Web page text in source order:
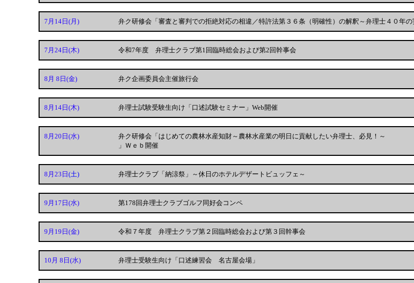
7月14日 (月) 弁ク研修会「審査と審判での拒絶対応の相違／特許法第３６条（明確性）の解釈～弁理士４０年
7月24日 (木) 令和7年度 弁理士クラブ第1回臨時総会および第2回幹事会
8月 8日 (金) 弁ク企画委員会主催旅行会
8月14日 (木) 弁理士試験受験生向け「口述試験セミナー」Web開催
8月20日 (水)
弁ク研修会「はじめての農林水産知財～農林水産業の明日に貢献したい弁理士、必見！～
」Ｗｅｂ開催
8月23日 (土) 弁理士クラブ「納涼祭」～休日のホテルデザートビュッフェ～
9月17日 (水) 第178回弁理士クラブゴルフ同好会コンペ
9月19日 (金) 令和７年度 弁理士クラブ第２回臨時総会および第３回幹事会
10月 8日 (水) 弁理士受験生向け「口述練習会 名古屋会場」